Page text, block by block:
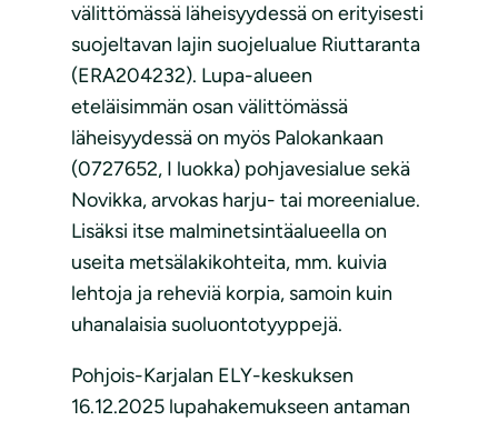
välittömässä läheisyydessä on erityisesti
suojeltavan lajin suojelualue Riuttaranta
(ERA204232). Lupa-alueen
eteläisimmän osan välittömässä
läheisyydessä on myös Palokankaan
(0727652, I luokka) pohjavesialue sekä
Novikka, arvokas harju- tai moreenialue.
Lisäksi itse malminetsintäalueella on
useita metsälakikohteita, mm. kuivia
lehtoja ja reheviä korpia, samoin kuin
uhanalaisia suoluontotyyppejä.
Pohjois-Karjalan ELY-keskuksen
16.12.2025 lupahakemukseen antaman